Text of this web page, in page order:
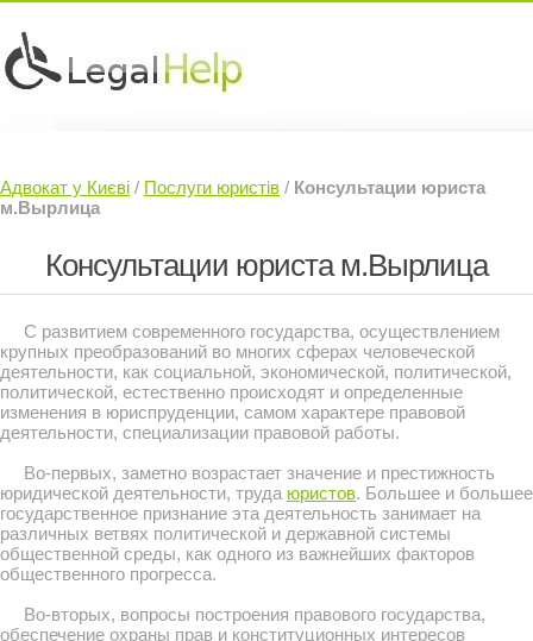
Судовий Адвокат »
Адвокат у Києві / Послуги юристів / Консультации юриста
м.Вырлица
Консультации юриста м.Вырлица
С развитием современного государства, осуществлением
крупных преобразований во многих сферах человеческой
деятельности, как социальной, экономической, политической,
политической, естественно происходят и определенные
изменения в юриспруденции, самом характере правовой
деятельности, специализации правовой работы.
Во-первых, заметно возрастает значение и престижность
юридической деятельности, труда юристов. Большее и большее
государственное признание эта деятельность занимает на
различных ветвях политической и державной системы
общественной среды, как одного из важнейших факторов
общественного прогресса.
Во-вторых, вопросы построения правового государства,
обеспечение охраны прав и конституционных интересов